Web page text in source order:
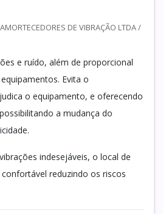
DE VIBRAÇÃO LTDA /
e ruído, além de proporcional
Evita o
o equipamento, e oferecendo
a mudança do
indesejáveis, o local de
reduzindo os riscos